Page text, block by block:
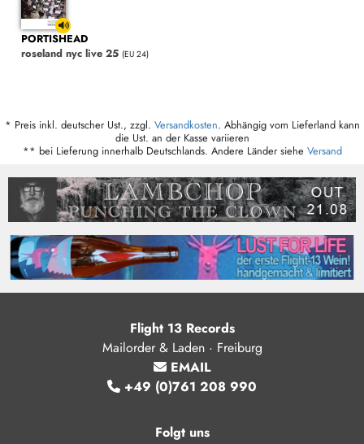
PORTISHEAD
roseland nyc live 25 (EU 24)
* Preis inkl. deutscher Ust., zzgl. Versandkosten. Abhängig vom Lieferland kann
die Ust. an der Kasse variieren
** bei Lieferung innerhalb Deutschlands. Andere Länder siehe Versand
Flight 13 Records
Mailorder & Laden · Freiburg
EMAIL
+49 (0)761 208 990
Folgt uns